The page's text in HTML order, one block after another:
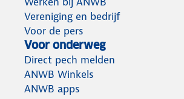
Vereniging en bedrijf
Voor de pers
Voor onderweg
Direct pech melden
ANWB Winkels
ANWB apps